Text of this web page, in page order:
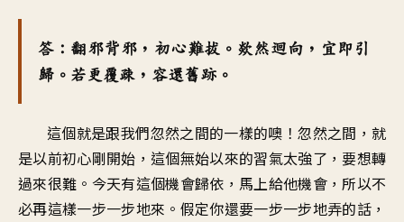
答：翻邪背邪，初心難拔。欻然迴向，宜即引
歸。若更覆疎，容還舊跡。
這個就是跟我們忽然之間的一樣的噢！忽然之間，就
是以前初心剛開始，這個無始以來的習氣太強了，要想轉
過來很難。今天有這個機會歸依，馬上給他機會，所以不
必再這樣一步一步地來。假定你還要一步一步地弄的話，